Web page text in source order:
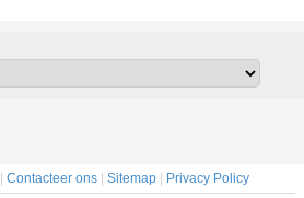
Kleurenglasvezel
Contacteer ons| Sitemap| Privacy Policy